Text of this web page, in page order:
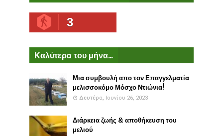
3
Καλύτερα του μήνα...
Μια συμβουλή απο τον Επαγγελματία
μελισσοκόμο Μόσχο Ντιώνια!
Δευτέρα, Ιουνίου 26, 2023
Διάρκεια ζωής & αποθήκευση του
μελιού